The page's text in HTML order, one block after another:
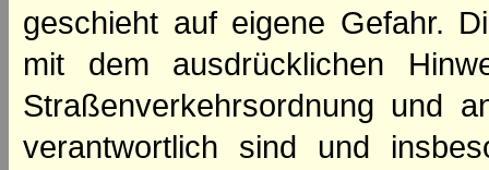
geschieht auf eigene Gefahr.
mit dem ausdrücklichen
Straßenverkehrsordnung und
verantwortlich sind und